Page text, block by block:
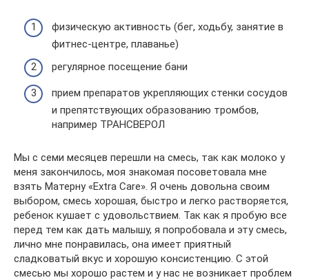
физическую активность (бег, ходьбу, занятие в
фитнес-центре, плаванье)
регулярное посещение бани
прием препаратов укрепляющих стенки сосудов
и препятствующих образованию тромбов,
например ТРАНСВЕРОЛ
Мы с семи месяцев перешли на смесь, так как молоко у
меня закончилось, моя знакомая посоветовала мне
взять Матерну «Extra Care». Я очень довольна своим
выбором, смесь хорошая, быстро и легко растворяется,
ребенок кушает с удовольствием. Так как я пробую все
перед тем как дать малышу, я попробовала и эту смесь,
лично мне понравилась, она имеет приятный
сладковатый вкус и хорошую консистенцию. С этой
смесью мы хорошо растем и у нас не возникает проблем